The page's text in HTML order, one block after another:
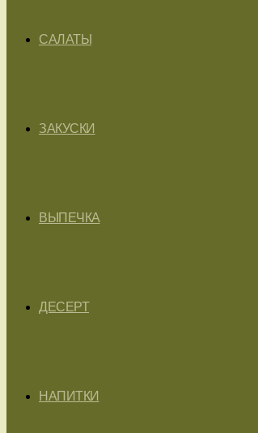
САЛАТЫ
ЗАКУСКИ
ВЫПЕЧКА
ДЕСЕРТ
НАПИТКИ